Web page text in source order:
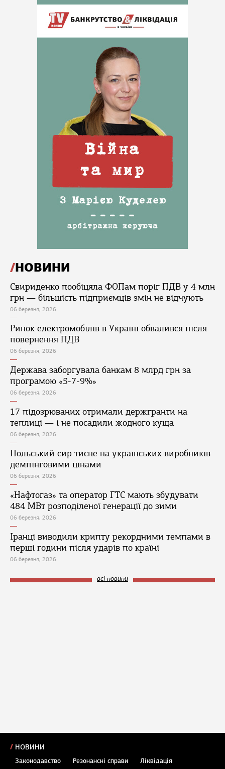
НОВИНИ
Свириденко пообіцяла ФОПам поріг ПДВ у 4 млн
грн — більшість підприємців змін не відчують
06 березня, 2026
Ринок електромобілів в Україні обвалився після
повернення ПДВ
06 березня, 2026
Держава заборгувала банкам 8 млрд грн за
програмою «5-7-9%»
06 березня, 2026
17 підозрюваних отримали держгранти на
теплиці — і не посадили жодного куща
06 березня, 2026
Польський сир тисне на українських виробників
демпінговими цінами
06 березня, 2026
«Нафтогаз» та оператор ГТС мають збудувати
484 МВт розподіленої генерації до зими
06 березня, 2026
Іранці виводили крипту рекордними темпами в
перші години після ударів по країні
06 березня, 2026
всі новини
НОВИНИ
Законодавство Резонансні справи
Ліквідація